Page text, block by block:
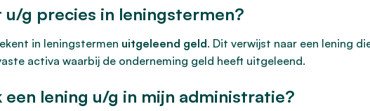
g precies in leningstermen?
in leningstermen uitgeleend geld. Dit verwijst naar een lening
activa waarbij de onderneming geld heeft uitgeleend.
een lening u/g in mijn administratie?